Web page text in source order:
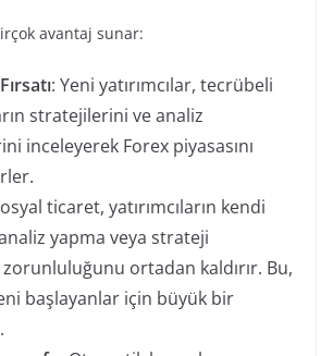
avantaj sunar:
: Yeni yatırımcılar, tecrübeli
stratejilerini ve analiz
inceleyerek Forex piyasasını
ticaret, yatırımcıların kendi
yapma veya strateji
ortadan kaldırır. Bu,
başlayanlar için büyük bir